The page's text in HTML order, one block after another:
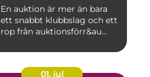
En auktion är mer än bara
ett snabbt klubbslag och ett
rop från auktionsförr&au...
01. jul